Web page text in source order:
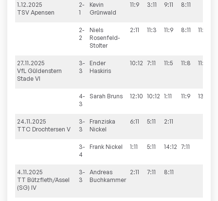
1.12.2025
TSV Apensen
2-
1
Kevin
Grünwald
11:9 3:11 9:11 8:11
2-
2
Niels
Rosenfeld-
Stolter
2:11 11:3 11:9 8:11 11:7
27.11.2025
VfL Güldenstern
Stade VI
3-
3
Ender
Haskiris
10:12 7:11 11:5 11:8 11:9
4-
3
Sarah Bruns 12:10 10:12 1:11 11:9 13:11
24.11.2025
TTC Drochtersen V
3-
3
Franziska
Nickel
6:11 5:11 2:11
3-
4
Frank Nickel 1:11 5:11 14:12 7:11
4.11.2025
TT Bützfleth/Assel
(SG) IV
3-
3
Andreas
Buchkammer
2:11 7:11 8:11